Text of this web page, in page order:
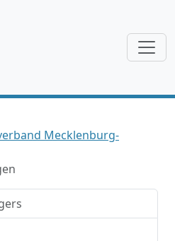
Mecklenburg-